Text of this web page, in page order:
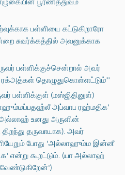
பள்ளியை கட்டுகிறாரோ
சுவர்க்கத்தில் அவனுக்காக
பள்ளிக்குச்சென்றால் அவர்
ரக்அத்கள் தொழுதுகொள்ளட்டும்''
பள்ளிக்குள் (மஸ்ஜிதினுள்)
அப்வாப ரஹ்மதிக'
அல்லாஹ் உனது அருளின்
தருவாயாக). அவர்
போது 'அல்லாஹும்ம இன்னீ
என்று கூறட்டும். (யா அல்லாஹ்